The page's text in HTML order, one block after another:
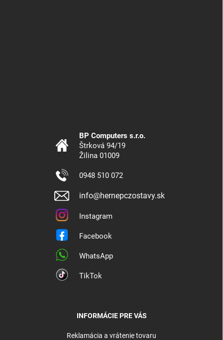
BP Computers s.r.o.
Štrková 94/19
Žilina 01009
0948 510 072
info@hernepczostavy.sk
Instagram
Facebook
WhatsApp
TikTok
INFORMÁCIE PRE VÁS
Reklamácia a vrátenie tovaru